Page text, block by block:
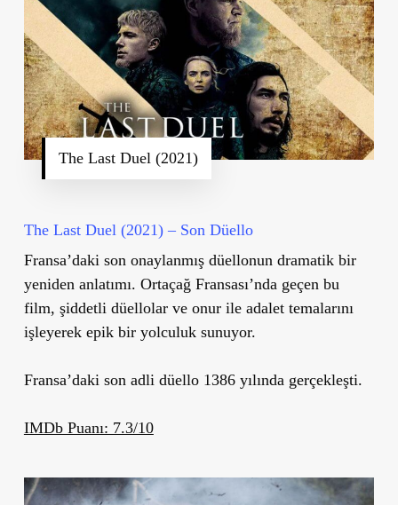
The Last Duel (2021)
The Last Duel (2021) – Son Düello
Fransa’daki son onaylanmış düellonun dramatik bir
yeniden anlatımı. Ortaçağ Fransası’nda geçen bu
film, şiddetli düellolar ve onur ile adalet temalarını
işleyerek epik bir yolculuk sunuyor.
Fransa’daki son adli düello 1386 yılında gerçekleşti.
IMDb Puanı: 7.3/10